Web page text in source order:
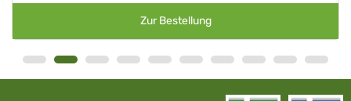
Zur Bestellung